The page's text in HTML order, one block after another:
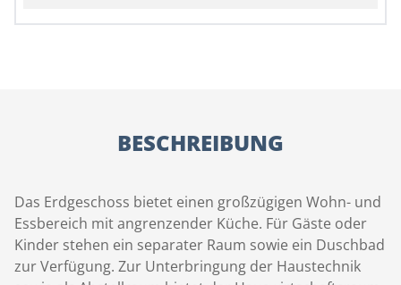
BESCHREIBUNG
Das Erdgeschoss bietet einen großzügigen Wohn- und
Essbereich mit angrenzender Küche. Für Gäste oder
Kinder stehen ein separater Raum sowie ein Duschbad
zur Verfügung. Zur Unterbringung der Haustechnik